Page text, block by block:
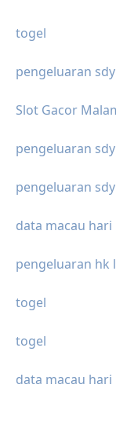
togel
pengeluaran
Slot Gacor
pengeluaran
pengeluaran
data macau hari
pengeluaran hk
togel
togel
data macau hari